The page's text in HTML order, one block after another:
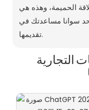
الحميمة، وهذه هي
سوانا مساعدتك في
تقديمها.
التجارية